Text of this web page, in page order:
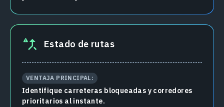
Estado de rutas
VENTAJA PRINCIPAL:
Identifique carreteras bloqueadas y corredores
prioritarios al instante.